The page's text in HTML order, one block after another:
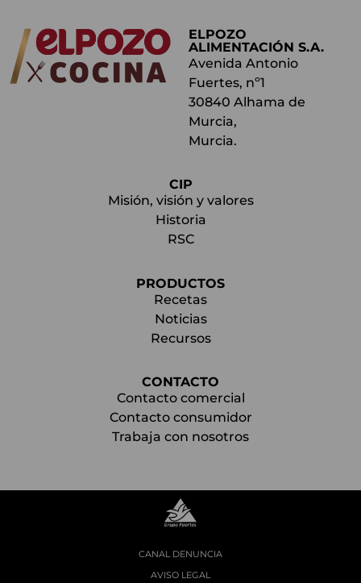
ELPOZO
ALIMENTACIÓN S.A.
Avenida Antonio
Fuertes, nº1
30840 Alhama de
Murcia,
Murcia.
CIP
Misión, visión y valores
Historia
RSC
PRODUCTOS
Recetas
Noticias
Recursos
CONTACTO
Contacto comercial
Contacto consumidor
Trabaja con nosotros
CANAL DENUNCIA
AVISO LEGAL